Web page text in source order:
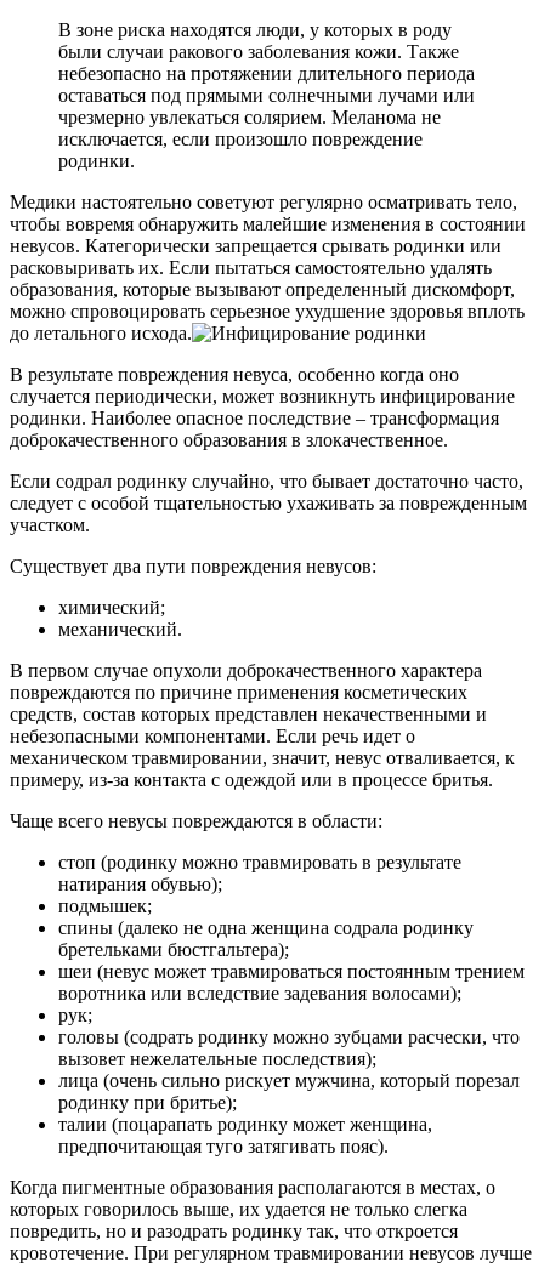
В зоне риска находятся люди, у которых в роду
были случаи ракового заболевания кожи. Также
небезопасно на протяжении длительного периода
оставаться под прямыми солнечными лучами или
чрезмерно увлекаться солярием. Меланома не
исключается, если произошло повреждение
родинки.
Медики настоятельно советуют регулярно осматривать тело,
чтобы вовремя обнаружить малейшие изменения в состоянии
невусов. Категорически запрещается срывать родинки или
расковыривать их. Если пытаться самостоятельно удалять
образования, которые вызывают определенный дискомфорт,
можно спровоцировать серьезное ухудшение здоровья вплоть
до летального исхода.
В результате повреждения невуса, особенно когда оно
случается периодически, может возникнуть инфицирование
родинки. Наиболее опасное последствие – трансформация
доброкачественного образования в злокачественное.
Если содрал родинку случайно, что бывает достаточно часто,
следует с особой тщательностью ухаживать за поврежденным
участком.
Существует два пути повреждения невусов:
химический;
механический.
В первом случае опухоли доброкачественного характера
повреждаются по причине применения косметических
средств, состав которых представлен некачественными и
небезопасными компонентами. Если речь идет о
механическом травмировании, значит, невус отваливается, к
примеру, из-за контакта с одеждой или в процессе бритья.
Чаще всего невусы повреждаются в области:
стоп (родинку можно травмировать в результате
натирания обувью);
подмышек;
спины (далеко не одна женщина содрала родинку
бретельками бюстгальтера);
шеи (невус может травмироваться постоянным трением
воротника или вследствие задевания волосами);
рук;
головы (содрать родинку можно зубцами расчески, что
вызовет нежелательные последствия);
лица (очень сильно рискует мужчина, который порезал
родинку при бритье);
талии (поцарапать родинку может женщина,
предпочитающая туго затягивать пояс).
Когда пигментные образования располагаются в местах, о
которых говорилось выше, их удается не только слегка
повредить, но и разодрать родинку так, что откроется
кровотечение. При регулярном травмировании невусов лучше